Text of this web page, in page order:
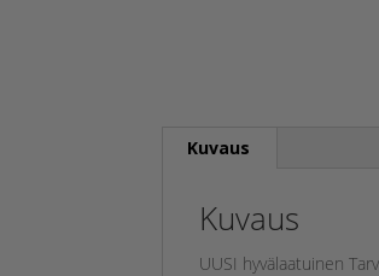
Kuvaus
Kuvaus
UUSI hyvälaatuinen